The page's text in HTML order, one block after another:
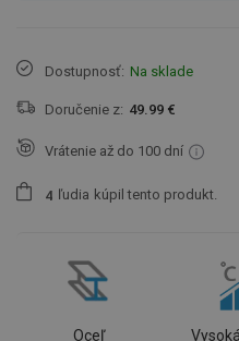
Dostupnosť: Na sklade
Doručenie z: 49.99 €
Vrátenie až do 100 dní
4 ľudia kúpil tento produkt.
Oceľ